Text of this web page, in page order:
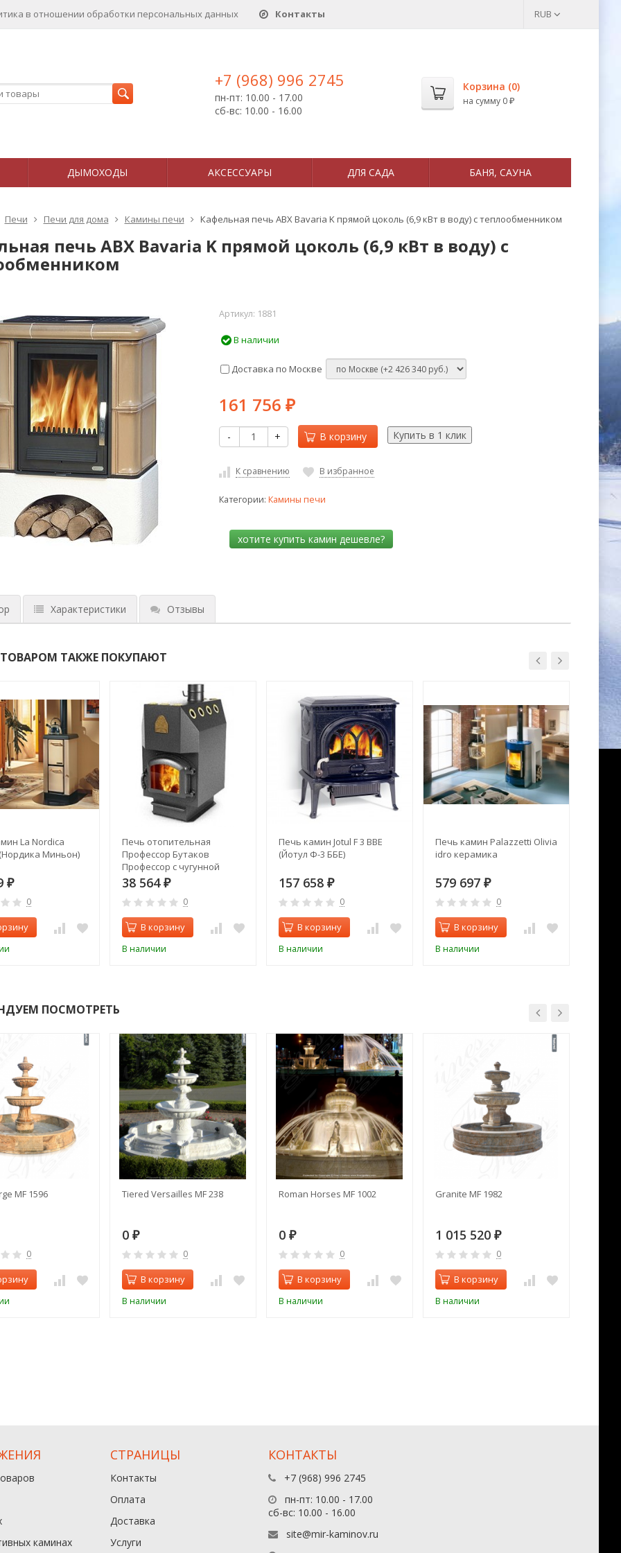
в отношении обработки персональных данныx Контакты RUB
+7 (968) 996 2745
пн-пт: 10.00 - 17.00
сб-вс: 10.00 - 16.00
Корзина (0)
на сумму 0 ₽
ДЫМОХОДЫ АКСЕССУАРЫ ДЛЯ САДА БАНЯ, САУНА
Печи Печи для дома Камины печи Кафельная печь ABX Bavaria K прямой цоколь (6,9 кВт в воду) с теплообменником
печь ABX Bavaria K прямой цоколь (6,9 кВт в воду) с
Артикул: 1881
В наличии
Доставка по Москве
161 756 ₽
- + В корзину
К сравнению В избранное
Категории: Камины печи
Характеристики Отзывы
ТАКЖЕ ПОКУПАЮТ
La Nordica
Миньон)
₽
0
Печь отопительная
Профессор Бутаков
Профессор с чугунной
дверцей и стеклом
38 564 ₽
0
В корзину
В наличии
Печь камин Jotul F 3 BBE
(Йотул Ф-3 ББЕ)
157 658 ₽
0
В корзину
В наличии
Печь камин Palazzetti Olivia
idro керамика
579 697 ₽
0
В корзину
В наличии
ПОСМОТРЕТЬ
MF 1596
0
Tiered Versailles MF 238
0 ₽
0
В корзину
В наличии
Roman Horses MF 1002
0 ₽
0
В корзину
В наличии
Granite MF 1982
1 015 520 ₽
0
В корзину
В наличии
каминах
СТРАНИЦЫ
Контакты
Оплата
Доставка
Услуги
КОНТАКТЫ
+7 (968) 996 2745
пн-пт: 10.00 - 17.00
сб-вс: 10.00 - 16.00
site@mir-kaminov.ru